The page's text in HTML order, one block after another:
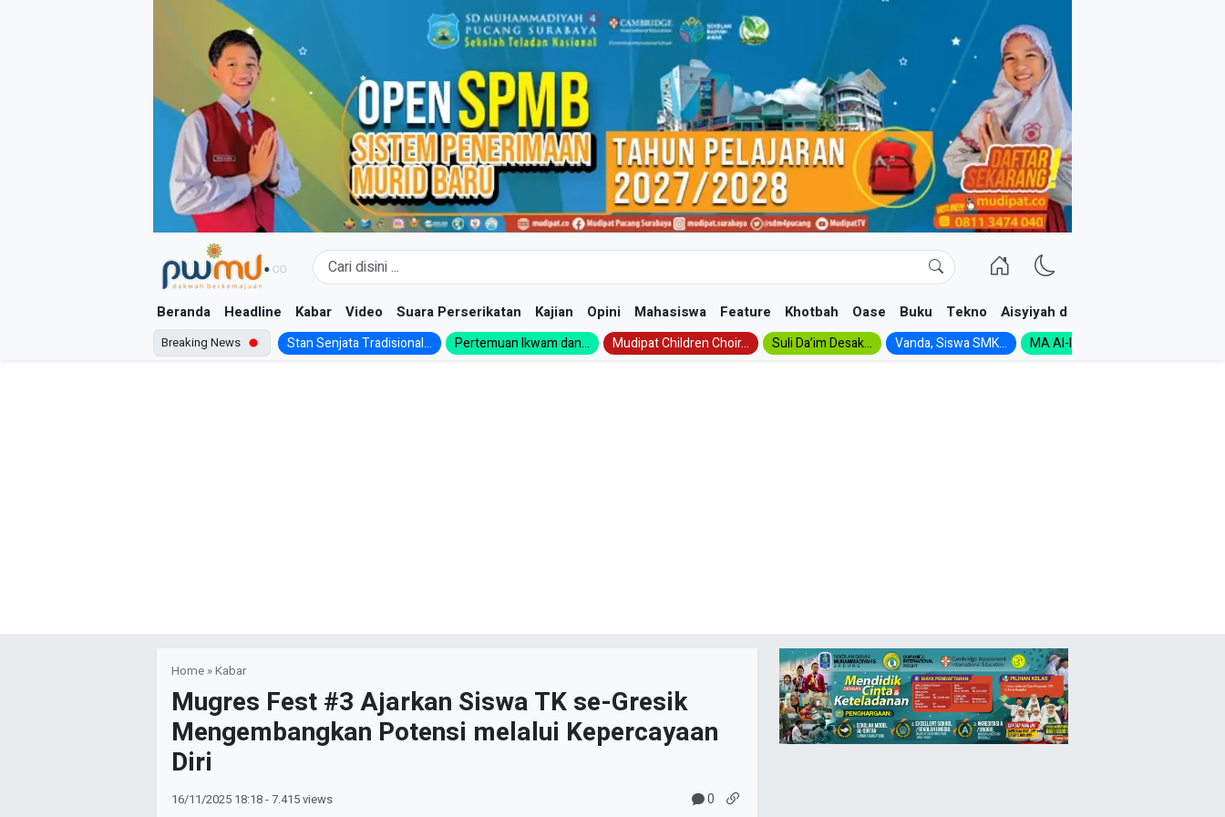
Beranda Headline Kabar Video Suara Perserikatan Kajian Opini Mahasiswa Feature Khotbah Oase Buku Tekno Aisyiyah dan NA
Breaking News Stan Senjata Tradisional... Pertemuan Ikwam dan... Mudipat Children Choir... Suli Da’im Desak... Vanda, Siswa SMK... MA Al-Ishlah Gelar...
Home »Kabar
Mugres Fest #3 Ajarkan Siswa TK se-Gresik
Mengembangkan Potensi melalui Kepercayaan
Diri
16/11/2025 18:18- 7.415 views 0